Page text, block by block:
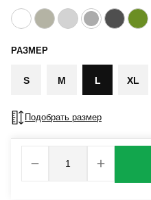
РАЗМЕР
S M L XL
Подобрать размер